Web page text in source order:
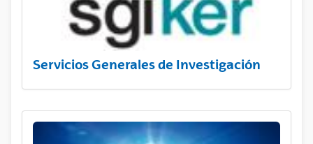
Servicios Generales de Investigación